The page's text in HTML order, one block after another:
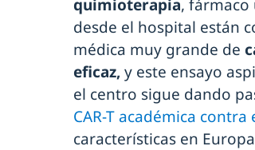
quimioterapia, fármaco
desde el hospital están
médica muy grande de
eficaz, y este ensayo
el centro sigue dando
CAR-T académica
características en